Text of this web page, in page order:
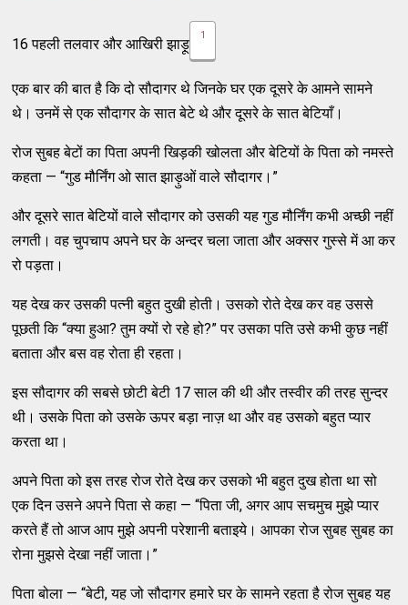
16 पहली तलवार और आखिरी झाड़ू
1
एक बार की बात है कि दो सौदागर थे जिनके घर एक दूसरे के आमने सामने
थे। उनमें से एक सौदागर के सात बेटे थे और दूसरे के सात बेटियाँ।
रोज सुबह बेटों का पिता अपनी खिड़की खोलता और बेटियों के पिता को नमस्ते
कहता — “गुड मौर्निंग ओ सात झाड़ुओं वाले सौदागर।”
और दूसरे सात बेटियों वाले सौदागर को उसकी यह गुड मौर्निंग कभी अच्छी नहीं
लगती। वह चुपचाप अपने घर के अन्दर चला जाता और अक्सर गुस्से में आ कर
रो पड़ता।
यह देख कर उसकी पत्नी बहुत दुखी होती। उसको रोते देख कर वह उससे
पूछती कि “क्या हुआ? तुम क्यों रो रहे हो?” पर उसका पति उसे कभी कुछ नहीं
बताता और बस वह रोता ही रहता।
इस सौदागर की सबसे छोटी बेटी 17 साल की थी और तस्वीर की तरह सुन्दर
थी। उसके पिता को उसके ऊपर बड़ा नाज़ था और वह उसको बहुत प्यार
करता था।
अपने पिता को इस तरह रोज रोते देख कर उसको भी बहुत दुख होता था सो
एक दिन उसने अपने पिता से कहा — “पिता जी, अगर आप सचमुच मुझे प्यार
करते हैं तो आज आप मुझे अपनी परेशानी बताइये। आपका रोज सुबह सुबह का
रोना मुझसे देखा नहीं जाता।”
पिता बोला — “बेटी, यह जो सौदागर हमारे घर के सामने रहता है रोज सुबह यह